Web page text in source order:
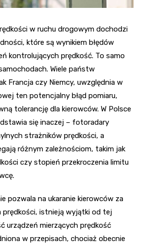
w ruchu drogowym dochodzi
które są wynikiem błędów
kontrolujących prędkość. To samo
Wiele państw
Francja czy Niemcy, uwzględnia w
ten potencjalny błąd pomiaru,
tolerancję dla kierowców. W Polsce
się inaczej – fotoradary
strażników prędkości, a
różnym zależnościom, takim jak
czy stopień przekroczenia limitu
pozwala na ukaranie kierowców za
prędkości, istnieją wyjątki od tej
urządzeń mierzących prędkość
w przepisach, chociaż obecnie